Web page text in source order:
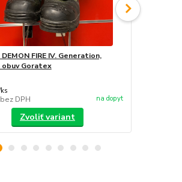
DEMON FIRE IV. Generation,
obuv Goratex
ks
bez DPH na dopyt
Zvoliť variant